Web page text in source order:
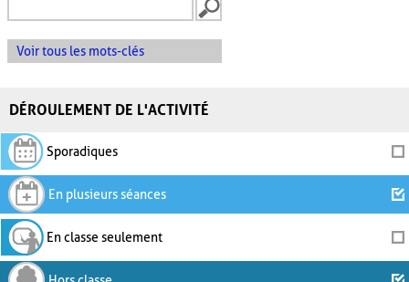
Voir tous les mots-clés
DÉROULEMENT DE L'ACTIVITÉ
Sporadiques
En plusieurs séances
En classe seulement